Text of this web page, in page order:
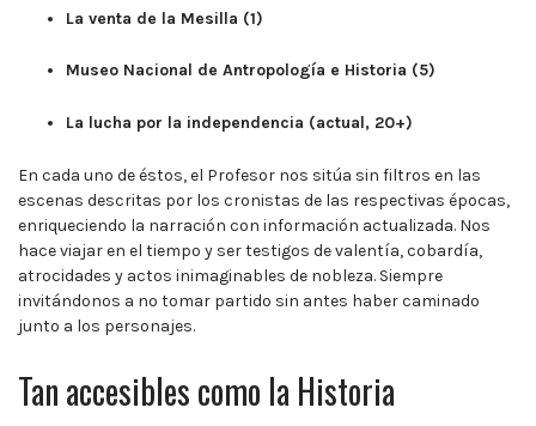
La venta de la Mesilla (1)
Museo Nacional de Antropología e Historia (5)
La lucha por la independencia (actual, 20+)
En cada uno de éstos, el Profesor nos sitúa sin filtros en las
escenas descritas por los cronistas de las respectivas épocas,
enriqueciendo la narración con información actualizada. Nos
hace viajar en el tiempo y ser testigos de valentía, cobardía,
atrocidades y actos inimaginables de nobleza. Siempre
invitándonos a no tomar partido sin antes haber caminado
junto a los personajes.
Tan accesibles como la Historia